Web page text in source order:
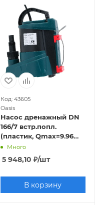
Код: 43605
Oasis
Насос дренажный DN
166/7 встр.попл.
(пластик, Qmax=9.96
куб.м./час, Hmax=7 м.,
Много
5 948,10 ₽/шт
В корзину